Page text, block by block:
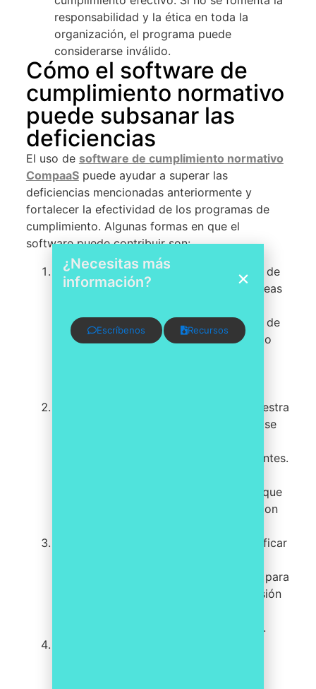
responsabilidad y la ética en toda la
organización, el programa puede
considerarse inválido.
Cómo el software de
cumplimiento normativo
puede subsanar las
deficiencias
El uso de software de cumplimiento normativo
CompaaSpuede ayudar a superar las
deficiencias mencionadas anteriormente y
fortalecer la efectividad de los programas de
cumplimiento. Algunas formas en que el
software puede contribuir son:
Automatización de tareas
: El software de
cumplimiento CompaaS automatiza tareas
seguimiento de políticas, la generación de
informes y el monitoreo de riesgos. Esto
: nuestra
tecnología de cumplimiento normativo se
cambios legales y regulaciones pertinentes.
proporcionar recursos para garantizar que
los programas estén al día y cumplan con
: ayudamos a identificar
estableciendo un sistema estructurado para
gestionarlos. Esto permite una supervisión
mejorando la efectividad del programa.
¿Necesitas más
información?
Escríbenos Recursos